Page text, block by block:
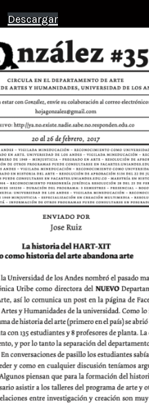
Descargar